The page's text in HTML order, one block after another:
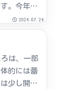
。今年の
０ｔの収
年は、な
を行うこ
場所は、
してい
2024.07.24
は、一部
的には蕾
少し開花